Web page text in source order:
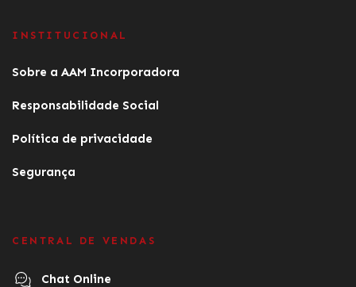
INSTITUCIONAL
Sobre a AAM Incorporadora
Responsabilidade Social
Política de privacidade
Segurança
CENTRAL DE VENDAS
Chat Online